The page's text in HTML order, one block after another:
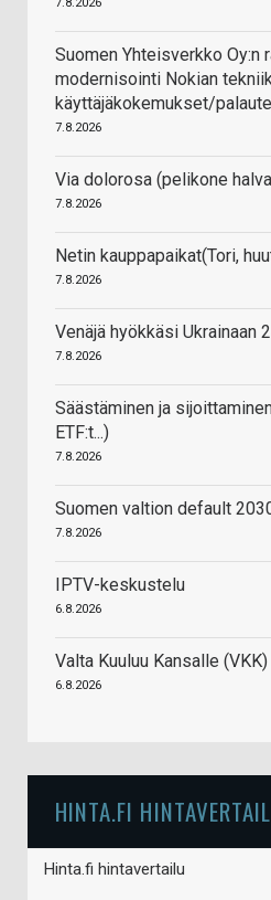
7.8.2026
Suomen Yhteisverkko Oy:n
modernisointi Nokian
käyttäjäkokemukset/palaute
7.8.2026
Via dolorosa (pelikone
7.8.2026
Netin kauppapaikat(Tori,
7.8.2026
Venäjä hyökkäsi Ukrainaan
7.8.2026
Säästäminen ja
ETF:t...)
7.8.2026
Suomen valtion default
7.8.2026
IPTV-keskustelu
6.8.2026
Valta Kuuluu Kansalle (VKK)
6.8.2026
HINTA.FI
Hinta.fi hintavertailu